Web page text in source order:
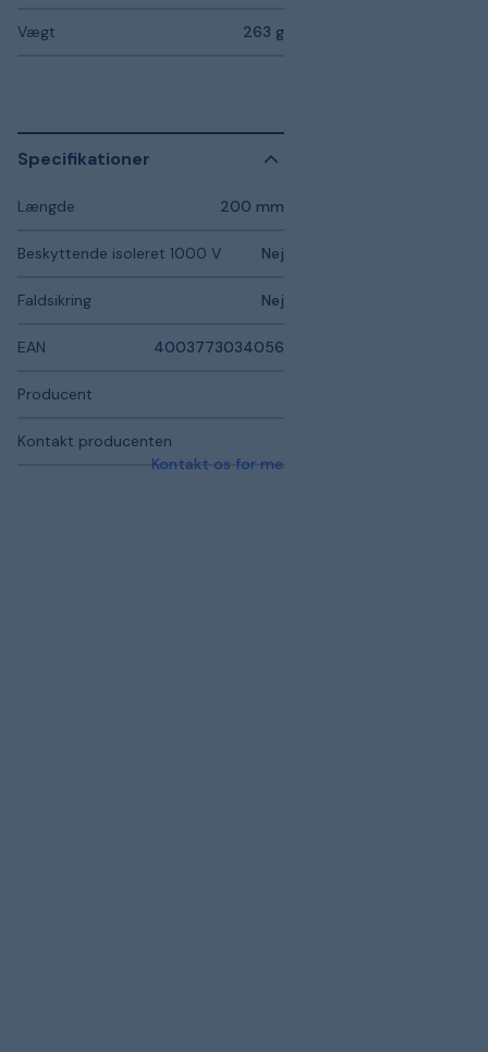
Vægt 263 g
Specifikationer
Længde 200 mm
Beskyttende isoleret 1000 V Nej
Faldsikring Nej
EAN 4003773034056
Producent
Kontakt producenten
Kontakt os for mere information